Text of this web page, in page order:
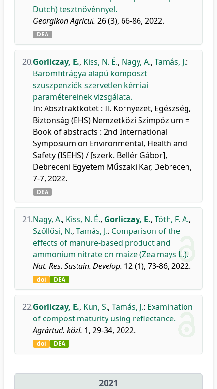
Dutch) tesztnövénnyel.
Georgikon Agricul. 26 (3), 66-86, 2022.
DEA
20.Gorliczay, E., Kiss, N. É., Nagy, A., Tamás, J.:
Baromfitrágya alapú komposzt
szuszpenziók szervetlen kémiai
paramétereinek vizsgálata.
In: Absztraktkötet : II. Környezet, Egészség,
Biztonság (EHS) Nemzetközi Szimpózium =
Book of abstracts : 2nd International
Symposium on Environmental, Health and
Safety (ISEHS) / [szerk. Bellér Gábor],
Debreceni Egyetem Műszaki Kar, Debrecen,
7-7, 2022.
DEA
21.Nagy, A., Kiss, N. É., Gorliczay, E., Tóth, F. A.,
Szőllősi, N., Tamás, J.: Comparison of the
effects of manure-based product and
ammonium nitrate on maize (Zea mays L.).
Nat. Res. Sustain. Develop. 12 (1), 73-86, 2022.
doi DEA
22.Gorliczay, E., Kun, S., Tamás, J.: Examination
of compost maturity using reflectance.
Agrártud. közl. 1, 29-34, 2022.
doi DEA
2021